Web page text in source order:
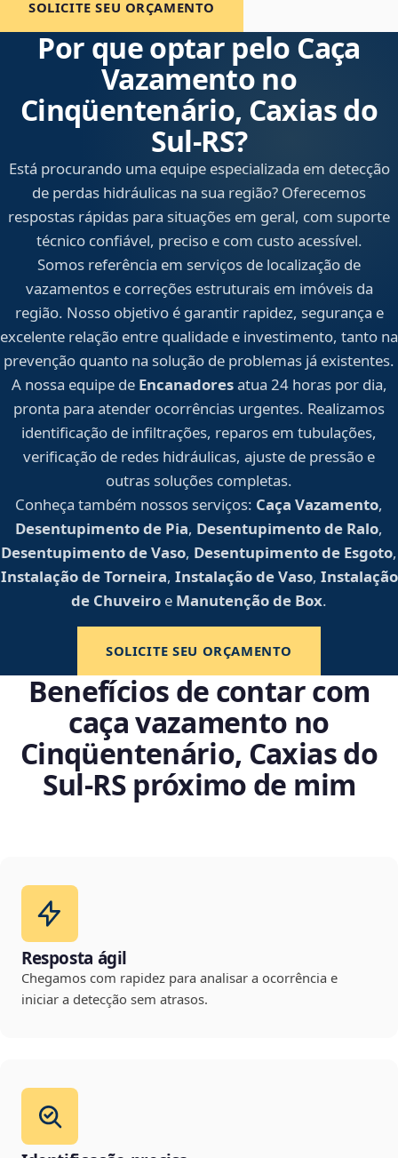
SOLICITE SEU ORÇAMENTO
Por que optar pelo Caça
Vazamento no
Cinqüentenário, Caxias do
Sul‑RS?
Está procurando uma equipe especializada em detecção
de perdas hidráulicas na sua região? Oferecemos
respostas rápidas para situações em geral, com suporte
técnico confiável, preciso e com custo acessível.
Somos referência em serviços de localização de
vazamentos e correções estruturais em imóveis da
região. Nosso objetivo é garantir rapidez, segurança e
excelente relação entre qualidade e investimento, tanto na
prevenção quanto na solução de problemas já existentes.
A nossa equipe de Encanadoresatua 24 horas por dia,
pronta para atender ocorrências urgentes. Realizamos
identificação de infiltrações, reparos em tubulações,
verificação de redes hidráulicas, ajuste de pressão e
outras soluções completas.
Conheça também nossos serviços: Caça Vazamento,
Desentupimento de Pia, Desentupimento de Ralo,
Desentupimento de Vaso, Desentupimento de Esgoto,
Instalação de Torneira, Instalação de Vaso, Instalação
de Chuveiro e Manutenção de Box.
SOLICITE SEU ORÇAMENTO
Benefícios de contar com
caça vazamento no
Cinqüentenário, Caxias do
Sul‑RS próximo de mim
Resposta ágil
Chegamos com rapidez para analisar a ocorrência e
iniciar a detecção sem atrasos.